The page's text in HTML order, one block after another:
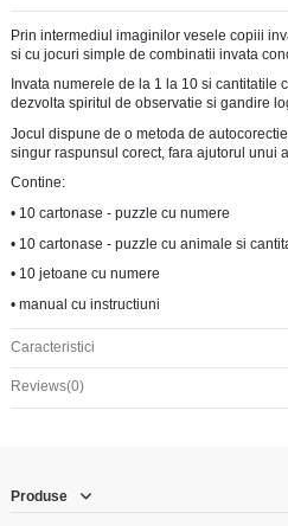
Prin intermediul imaginilor vesele copiii
si cu jocuri simple de combinatii invata
Invata numerele de la 1 la 10 si cantitatile
dezvolta spiritul de observatie si gandire
Jocul dispune de o metoda de
singur raspunsul corect, fara ajutorul unui
Contine:
• 10 cartonase - puzzle cu numere
• 10 cartonase - puzzle cu animale si
• 10 jetoane cu numere
• manual cu instructiuni
Caracteristici
Reviews(0)
Produse